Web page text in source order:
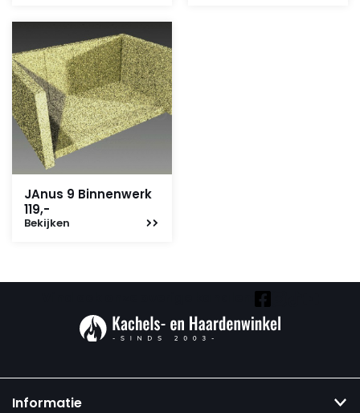
JAnus 9 Binnenwerk
119,-
Bekijken
Informatie